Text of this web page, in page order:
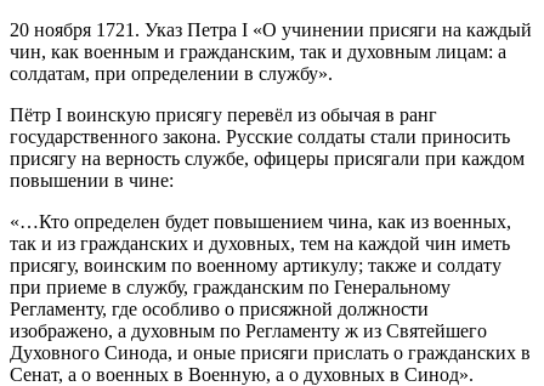
20 ноября 1721. Указ Петра I «О учинении присяги на каждый
чин, как военным и гражданским, так и духовным лицам: а
солдатам, при определении в службу».
Пётр I воинскую присягу перевёл из обычая в ранг
государственного закона. Русские солдаты стали приносить
присягу на верность службе, офицеры присягали при каждом
повышении в чине:
«…Кто определен будет повышением чина, как из военных,
так и из гражданских и духовных, тем на каждой чин иметь
присягу, воинским по военному артикулу; также и солдату
при приеме в службу, гражданским по Генеральному
Регламенту, где особливо о присяжной должности
изображено, а духовным по Регламенту ж из Святейшего
Духовного Синода, и оные присяги прислать о гражданских в
Сенат, а о военных в Военную, а о духовных в Синод».